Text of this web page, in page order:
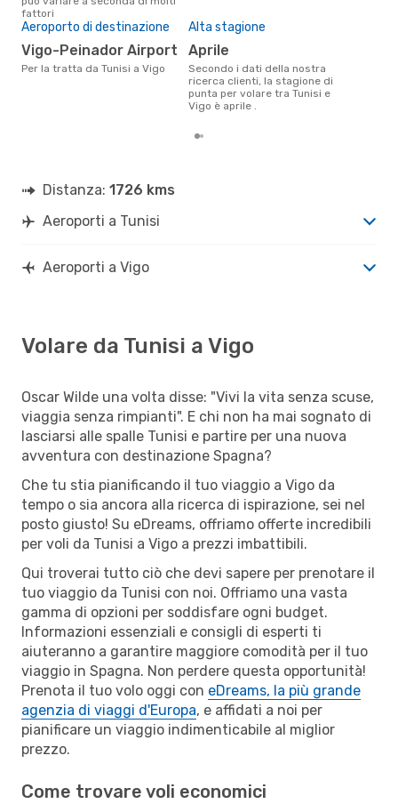
fattori
Aeroporto di destinazione
Vigo-Peinador Airport
Per la tratta da Tunisi a Vigo
Alta stagione
aprile
Secondo i dati della nostra
ricerca clienti, la stagione di
punta per volare tra Tunisi e
Vigo è aprile .
Distanza: 1726 kms
Aeroporti a Tunisi
Aeroporti a Vigo
Volare da Tunisi a Vigo
Oscar Wilde una volta disse: "Vivi la vita senza scuse,
viaggia senza rimpianti". E chi non ha mai sognato di
lasciarsi alle spalle Tunisi e partire per una nuova
avventura con destinazione Spagna?
Che tu stia pianificando il tuo viaggio a Vigo da
tempo o sia ancora alla ricerca di ispirazione, sei nel
posto giusto! Su eDreams, offriamo offerte incredibili
per voli da Tunisi a Vigo a prezzi imbattibili.
Qui troverai tutto ciò che devi sapere per prenotare il
tuo viaggio da Tunisi con noi. Offriamo una vasta
gamma di opzioni per soddisfare ogni budget.
Informazioni essenziali e consigli di esperti ti
aiuteranno a garantire maggiore comodità per il tuo
viaggio in Spagna. Non perdere questa opportunità!
Prenota il tuo volo oggi con eDreams, la più grande
agenzia di viaggi d'Europa, e affidati a noi per
pianificare un viaggio indimenticabile al miglior
prezzo.
Come trovare voli economici